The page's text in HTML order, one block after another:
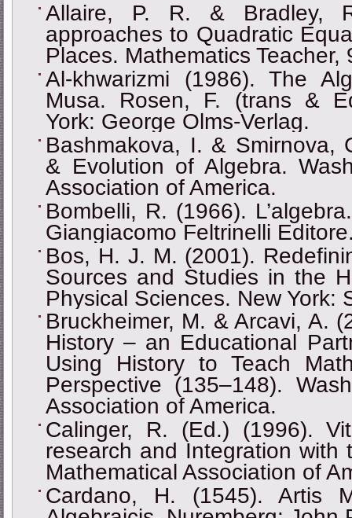
Allaire, P. R. & Bradley,
approaches to Quadratic
Places. Mathematics Teacher,
Al-khwarizmi (1986). The
Musa. Rosen, F. (trans &
York: George Olms-Verlag.
Bashmakova, I. & Smirnova,
& Evolution of Algebra.
Association of America.
Bombelli, R. (1966).
Giangiacomo Feltrinelli
Bos, H. J. M. (2001).
Sources and Studies in the
Physical Sciences. New York:
Bruckheimer, M. & Arcavi, A.
History ‒ an Educational
Using History to Teach
Perspective (135‒148).
Association of America.
Calinger, R. (Ed.) (1996).
research and Integration with
Mathematical Association of
Cardano, H. (1545). Artis